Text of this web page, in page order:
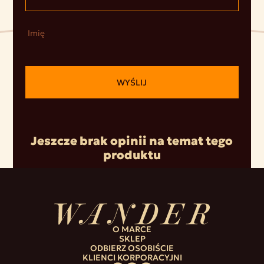
Jeszcze brak opinii na temat tego
produktu
Imię
WYŚLIJ
O MARCE
SKLEP
ODBIERZ OSOBIŚCIE
KLIENCI KORPORACYJNI